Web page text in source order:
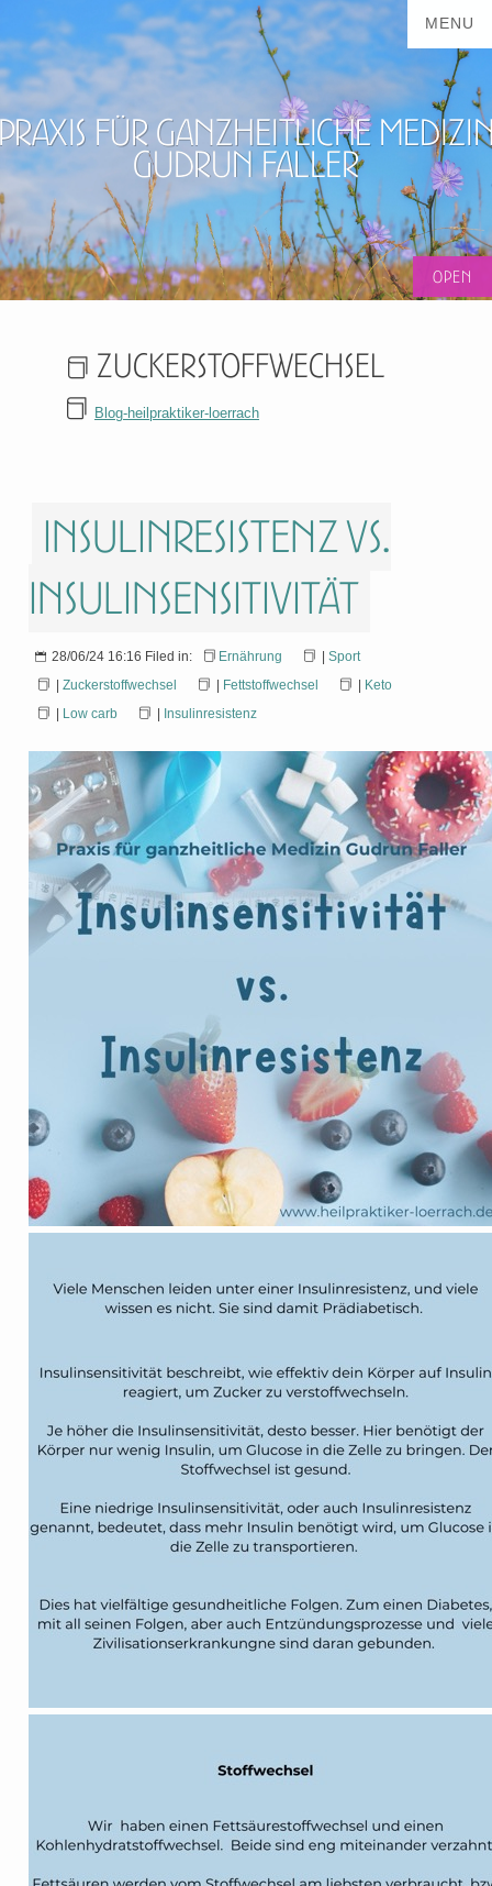
für ganzheitliche
Gudrun Faller
Zuckerstoffwechsel
Blog-heilpraktiker-loerrach
Insulinresistenz vs.
Insulinsensitivität
28/06/24 16:16 Filed in: Ernährung | Sport
| Zuckerstoffwechsel | Fettstoffwechsel | Keto
| Low carb | Insulinresistenz